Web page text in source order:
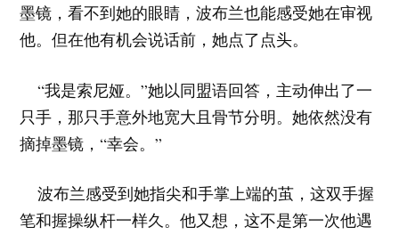
墨镜，看不到她的眼睛，波布兰也能感受她在审视
他。但在他有机会说话前，她点了点头。
“我是索尼娅。”她以同盟语回答，主动伸出了一
只手，那只手意外地宽大且骨节分明。她依然没有
摘掉墨镜，“幸会。”
波布兰感受到她指尖和手掌上端的茧，这双手握
笔和握操纵杆一样久。他又想，这不是第一次他遇